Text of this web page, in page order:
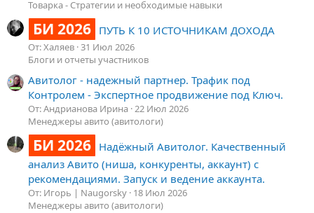
Товарка - Стратегии и необходимые навыки
БИ 2026 ПУТЬ К 10 ИСТОЧНИКАМ ДОХОДА
От: Халяев 31 Июл 2026
Блоги и отчеты участников
Авитолог - надежный партнер. Трафик под
Контролем - Экспертное продвижение под Ключ.
От: Андрианова Ирина 22 Июл 2026
Менеджеры авито (авитологи)
БИ 2026 Надёжный Авитолог. Качественный
анализ Авито (ниша, конкуренты, аккаунт) с
рекомендациями. Запуск и ведение аккаунта.
От: Игорь | Naugorsky 18 Июл 2026
Менеджеры авито (авитологи)